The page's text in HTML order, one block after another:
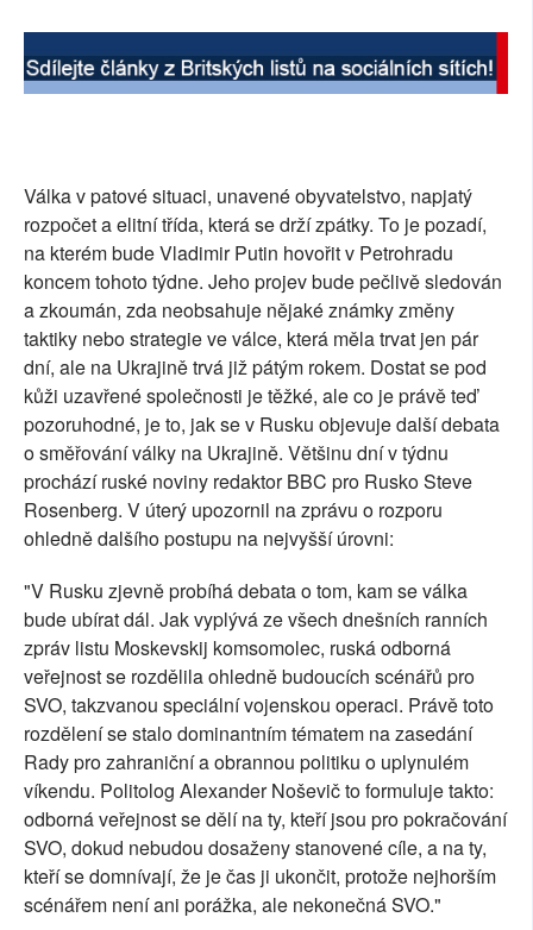
Válka v patové situaci, unavené obyvatelstvo, napjatý
rozpočet a elitní třída, která se drží zpátky. To je pozadí,
na kterém bude Vladimir Putin hovořit v Petrohradu
koncem tohoto týdne. Jeho projev bude pečlivě sledován
a zkoumán, zda neobsahuje nějaké známky změny
taktiky nebo strategie ve válce, která měla trvat jen pár
dní, ale na Ukrajině trvá již pátým rokem. Dostat se pod
kůži uzavřené společnosti je těžké, ale co je právě teď
pozoruhodné, je to, jak se v Rusku objevuje další debata
o směřování války na Ukrajině. Většinu dní v týdnu
prochází ruské noviny redaktor BBC pro Rusko Steve
Rosenberg. V úterý upozornil na zprávu o rozporu
ohledně dalšího postupu na nejvyšší úrovni:
"V Rusku zjevně probíhá debata o tom, kam se válka
bude ubírat dál. Jak vyplývá ze všech dnešních ranních
zpráv listu Moskevskij komsomolec, ruská odborná
veřejnost se rozdělila ohledně budoucích scénářů pro
SVO, takzvanou speciální vojenskou operaci. Právě toto
rozdělení se stalo dominantním tématem na zasedání
Rady pro zahraniční a obrannou politiku o uplynulém
víkendu. Politolog Alexander Noševič to formuluje takto:
odborná veřejnost se dělí na ty, kteří jsou pro pokračování
SVO, dokud nebudou dosaženy stanovené cíle, a na ty,
kteří se domnívají, že je čas ji ukončit, protože nejhorším
scénářem není ani porážka, ale nekonečná SVO."